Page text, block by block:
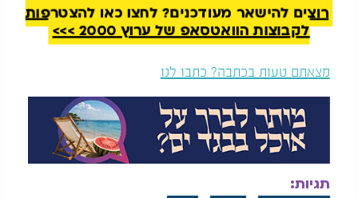
בברקן.
נוכח ההתפתחויות, פנה דגן לראש הממשלה בנימין
נתניהו ולשר הביטחון ישראל כ"ץ בדרישה להקצות
תקציב מיגון מיידי ליישובי השומרון. הוא קרא להשוות
את תנאי המיגון לאלה הנהוגים כיום ביישובים
המוגדרים כקו עימות, המקבלים סיוע ייעודי של 132
אלף ש"ח למשק בית.
לדבריו, בשומרון ישנם יישובים הסובלים מירי, ניסיונות
חדירה ואירועי טרור, ולטענתו, "מי שנמצא חמישה
רוצים להישאר מעודכנים? לחצו כאן להצטרפות
לקבוצות הוואטסאפ של ערוץ 2000 >>>
מצאתם טעות בכתבה? כתבו לנו
תגיות: